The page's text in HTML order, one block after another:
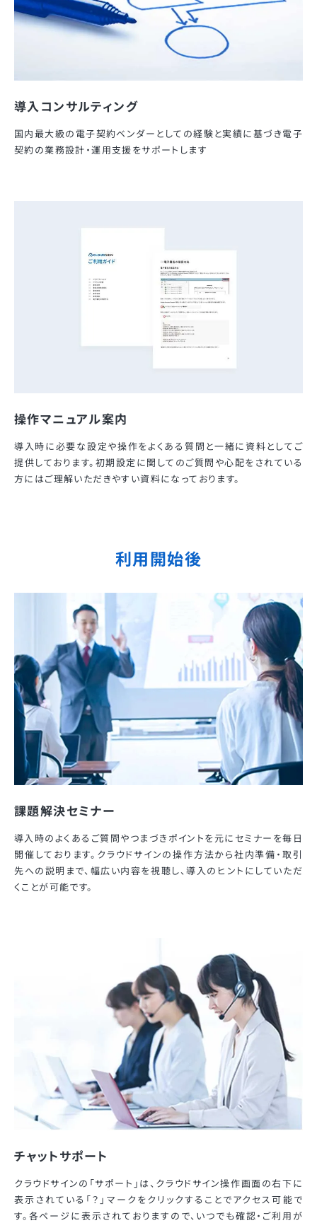
導入コンサルティング
国内最大級の電子契約ベンダーとしての経験と実績に基づき電子
契約の業務設計・運用支援をサポートします
操作マニュアル案内
導入時に必要な設定や操作をよくある質問と一緒に資料としてご
提供しております。初期設定に関してのご質問や心配をされている
方にはご理解いただきやすい資料になっております。
利用開始後
課題解決セミナー
導入時のよくあるご質問やつまづきポイントを元にセミナーを毎日
開催しております。クラウドサインの操作方法から社内準備・取引
先への説明まで、幅広い内容を視聴し、導入のヒントにしていただ
くことが可能です。
チャットサポート
クラウドサインの「サポート」は、クラウドサイン操作画面の右下に
表示されている「？」マークをクリックすることでアクセス可能で
す。各ページに表示されておりますので、いつでも確認・ご利用が